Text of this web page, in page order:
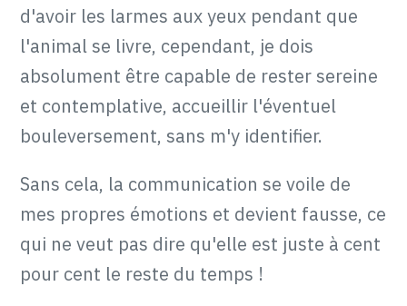
d'avoir les larmes aux yeux pendant que
l'animal se livre, cependant, je dois
absolument être capable de rester sereine
et contemplative, accueillir l'éventuel
bouleversement, sans m'y identifier.
Sans cela, la communication se voile de
mes propres émotions et devient fausse, ce
qui ne veut pas dire qu'elle est juste à cent
pour cent le reste du temps !